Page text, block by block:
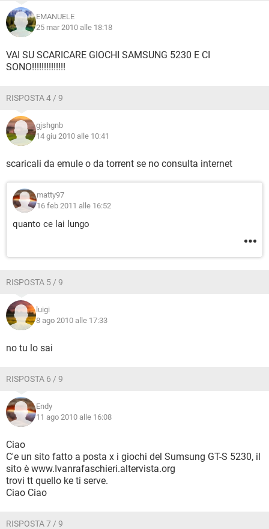
EMANUELE
25 mar 2010 alle 18:18
VAI SU SCARICARE GIOCHI SAMSUNG 5230 E CI
SONO!!!!!!!!!!!!!!
RISPOSTA 4 / 9
gjshgnb
14 giu 2010 alle 10:41
scaricali da emule o da torrent se no consulta internet
matty97
16 feb 2011 alle 16:52
quanto ce lai lungo
RISPOSTA 5 / 9
luigi
8 ago 2010 alle 17:33
no tu lo sai
RISPOSTA 6 / 9
Endy
11 ago 2010 alle 16:08
Ciao
C'e un sito fatto a posta x i giochi del Sumsung GT-S 5230, il
sito è www.Ivanrafaschieri.altervista.org
trovi tt quello ke ti serve.
Ciao Ciao
RISPOSTA 7 / 9